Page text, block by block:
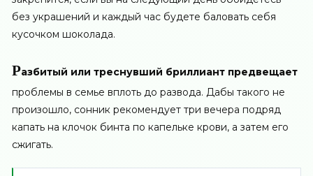
без украшений и каждый час будете баловать себя
кусочком шоколада.
Разбитый или треснувший бриллиант предвещает
проблемы в семье вплоть до развода. Дабы такого не
произошло, сонник рекомендует три вечера подряд
капать на клочок бинта по капельке крови, а затем его
сжигать.